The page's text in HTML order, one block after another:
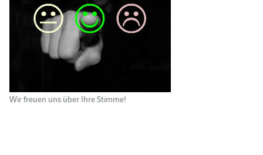
Wir freuen uns über Ihre Stimme!